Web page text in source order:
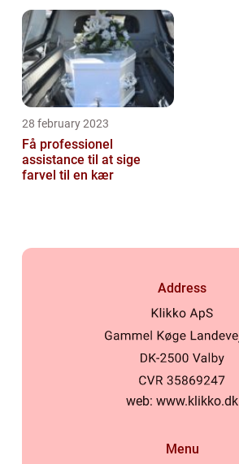
28 february 2023
Få professionel
assistance til at sige
farvel til en kær
Address
web: www.klikko.dk
Menu